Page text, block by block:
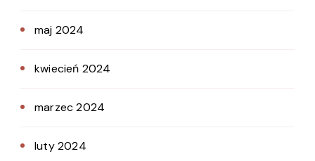
maj 2024
kwiecień 2024
marzec 2024
luty 2024